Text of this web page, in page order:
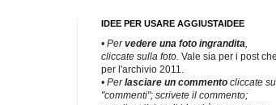
IDEE PER USARE AGGIUSTAIDEE
• Pervedere una foto ingrandita
cliccate sulla foto. Vale sia per i post che
per l'archivio 2011.
• Perlasciare un commento cliccate su
"commenti"; scrivete il commento;